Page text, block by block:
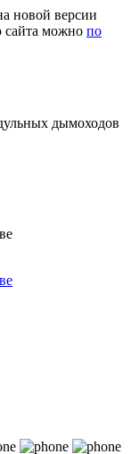
новой версии
сайта можно по
дымоходов